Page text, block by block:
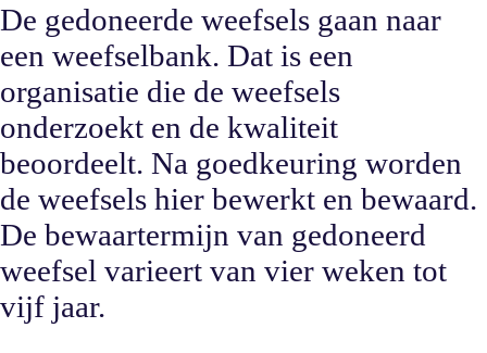
De gedoneerde weefsels gaan naar
een weefselbank. Dat is een
organisatie die de weefsels
onderzoekt en de kwaliteit
beoordeelt. Na goedkeuring worden
de weefsels hier bewerkt en bewaard.
De bewaartermijn van gedoneerd
weefsel varieert van vier weken tot
vijf jaar.